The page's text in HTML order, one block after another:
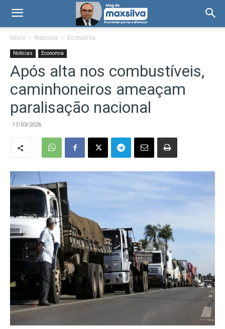
Início Notícias Economia
Notícias Economia
Após alta nos combustíveis,
caminhoneiros ameaçam
paralisação nacional
17/03/2026